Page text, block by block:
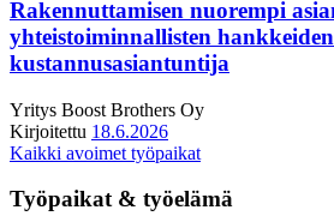
Rakennuttamisen nuorempi
yhteistoiminnallisten
kustannusasiantuntija
Yritys Boost Brothers Oy
Kirjoitettu 18.6.2026
Kaikki avoimet työpaikat
Työpaikat & työelämä